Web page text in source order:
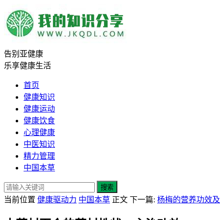
告别亚健康
乐享健康生活
首页
健康知识
健康运动
健康饮食
心理健康
中医知识
精力管理
中国本草
搜索
当前位置 健康驱动力 中国本草 正文 下一篇: 杨梅的营养功效